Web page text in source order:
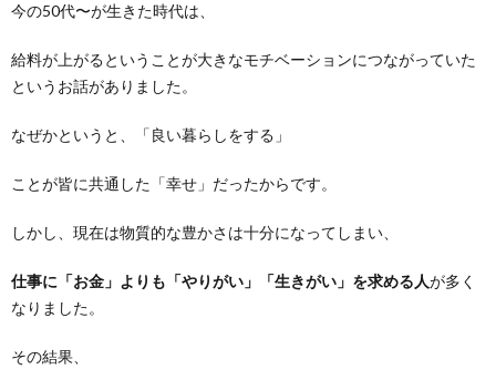
今の50代〜が生きた時代は、
給料が上がるということが大きなモチベーションにつながっていた
というお話がありました。
なぜかというと、「良い暮らしをする」
ことが皆に共通した「幸せ」だったからです。
しかし、現在は物質的な豊かさは十分になってしまい、
仕事に「お金」よりも「やりがい」「生きがい」を求める人が多く
なりました。
その結果、